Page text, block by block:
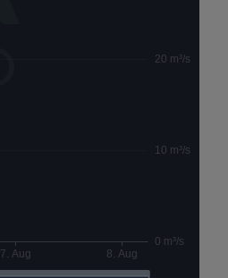
0 m³/s
10 m³/s
20 m³/s
7. Aug 8. Aug